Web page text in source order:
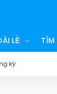
LỀ TÌM
ký